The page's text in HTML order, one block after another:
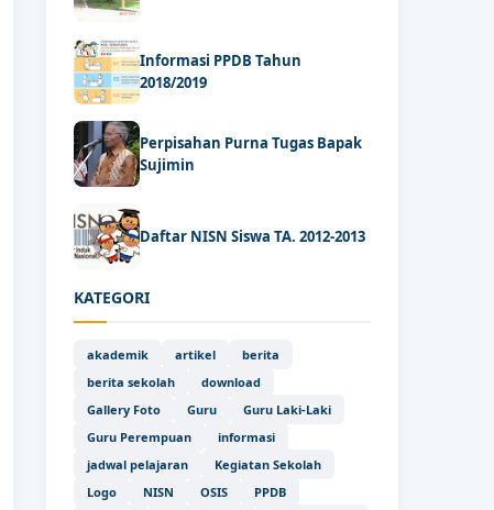
Informasi PPDB Tahun
2018/2019
Perpisahan Purna Tugas Bapak
Sujimin
Daftar NISN Siswa TA. 2012-2013
KATEGORI
akademik artikel
berita
berita sekolah
download
Gallery Foto
Guru
Guru Laki-Laki
Guru Perempuan
informasi
jadwal pelajaran
Kegiatan Sekolah
Logo
NISN OSIS
PPDB